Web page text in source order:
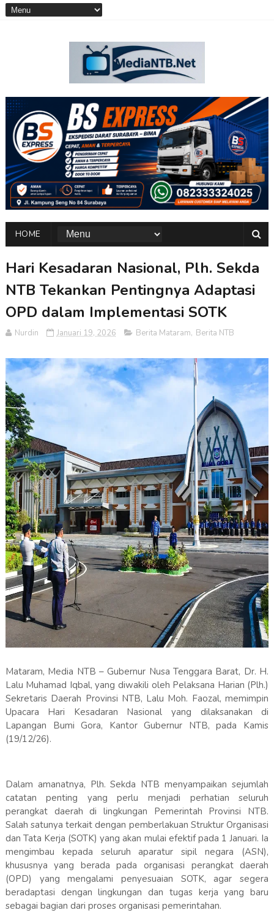
HOME
Hari Kesadaran Nasional, Plh. Sekda
NTB Tekankan Pentingnya Adaptasi
OPD dalam Implementasi SOTK
Nurdin Januari 19, 2026 Berita Mataram, Berita NTB
Mataram, Media NTB – Gubernur Nusa Tenggara Barat, Dr. H.
Lalu Muhamad Iqbal, yang diwakili oleh Pelaksana Harian (Plh.)
Sekretaris Daerah Provinsi NTB, Lalu Moh. Faozal, memimpin
Upacara Hari Kesadaran Nasional yang dilaksanakan di
Lapangan Bumi Gora, Kantor Gubernur NTB, pada Kamis
(19/12/26).
Dalam amanatnya, Plh. Sekda NTB menyampaikan sejumlah
catatan penting yang perlu menjadi perhatian seluruh
perangkat daerah di lingkungan Pemerintah Provinsi NTB.
Salah satunya terkait dengan pemberlakuan Struktur Organisasi
dan Tata Kerja (SOTK) yang akan mulai efektif pada 1 Januari. Ia
mengimbau kepada seluruh aparatur sipil negara (ASN),
khususnya yang berada pada organisasi perangkat daerah
(OPD) yang mengalami penyesuaian SOTK, agar segera
beradaptasi dengan lingkungan dan tugas kerja yang baru
sebagai bagian dari proses organisasi pemerintahan.